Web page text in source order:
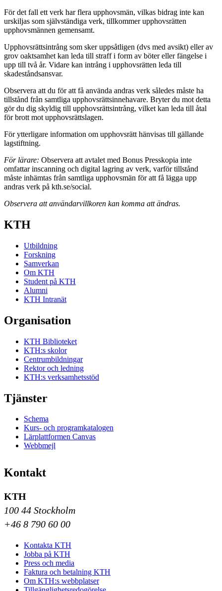
För det fall ett verk har flera upphovsmän, vilkas bidrag inte kan
urskiljas som självständiga verk, tillkommer upphovsrätten
upphovsmännen gemensamt.
Upphovsrättsintrång som sker uppsåtligen (dvs med avsikt) eller av
grov oaktsamhet kan leda till straff i form av böter eller fängelse i
upp till två år. Vidare kan intrång i upphovsrätten leda till
skadeståndsansvar.
Observera att du för att få använda andras verk således måste ha
tillstånd från samtliga upphovsrättsinnehavare. Bryter du mot detta
gör du dig skyldig till upphovsrättsintrång, vilket kan leda till åtal
för brott mot upphovsrättslagen.
För ytterligare information om upphovsrätt hänvisas till gällande
lagstiftning.
För lärare: Observera att avtalet med Bonus Presskopia inte
omfattar inscanning och digital lagring av verk, varför tillstånd
måste inhämtas från samtliga upphovsmän för att få lägga upp
andras verk på kth.se/social.
Observera att användarvillkoren kan komma att ändras.
KTH
Utbildning
Forskning
Samverkan
Om KTH
Student på KTH
Alumni
KTH Intranät
Organisation
KTH Biblioteket
KTH:s skolor
Centrumbildningar
Rektor och ledning
KTH:s verksamhetsstöd
Tjänster
Schema
Kurs- och programkatalogen
Lärplattformen Canvas
Webbmejl
Kontakt
KTH
100 44 Stockholm
+46 8 790 60 00
Kontakta KTH
Jobba på KTH
Press och media
Faktura och betalning KTH
Om KTH:s webbplatser